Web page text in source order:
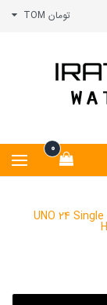
تومان TOM
0
ساعت مچی تیتانیومی تک عقربه کوارتز سفید / طوسی UNO 24 Single